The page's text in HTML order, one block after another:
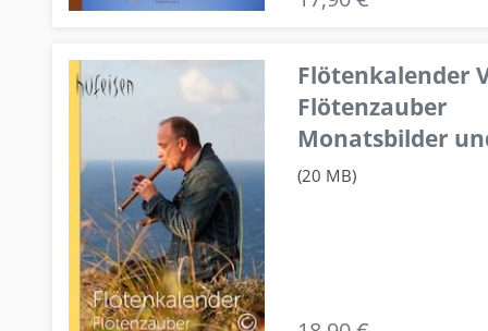
Flötenkalender
Flötenzauber
Monatsbilder
(20 MB)